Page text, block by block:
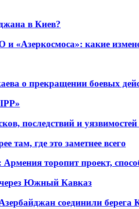
в Киев?
«Азеркосмоса»: какие
о прекращении боевых
последствий и
там, где это заметнее всего
торопит проект,
Южный Кавказ
соединили берега